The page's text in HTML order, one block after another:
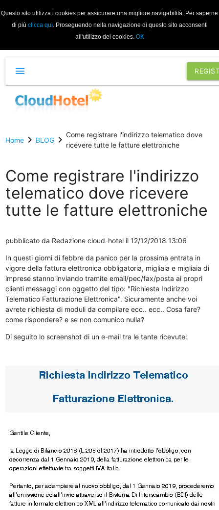
Questo sito utilizza i cookies per assicurare una migliore navigabilità. Per saperne
di più clicca qui. Proseguendo nella navigazione di questo sito acconsenti
all'utilizzo dei cookies. OK
menu
Homechevron_right BLOGchevron_right Come registrare l'indirizzo telematico dove
ricevere tutte le fatture elettroniche
Come registrare l'indirizzo
telematico dove ricevere
tutte le fatture elettroniche
pubblicato da Redazione cloud-hotelil 12/12/2018 13:06
In questi giorni di febbre da panico per la prossima entrata in
vigore della fattura elettronica obbligatoria, migliaia e migliaia di
imprese stanno inviando tramite email/pec/fax/posta ai propri
clienti messaggi con oggetto del tipo: "Richiesta Indirizzo
Telematico Fatturazione Elettronica". Sicuramente anche voi
avrete richiesta di moduli da compilare ecc.. ecc.. Cosa fare?
come rispondere? e se non comunico nulla?
Di seguito lo screenshot di un e-mail tra le tante ricevute: